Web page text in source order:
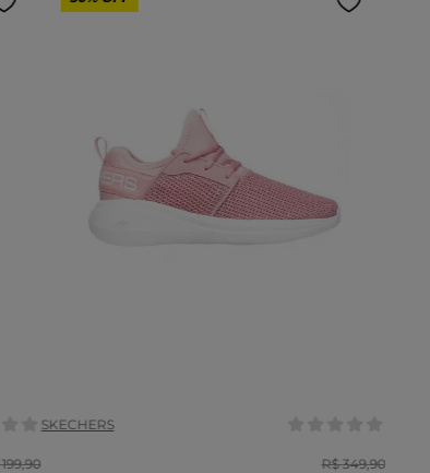
199,90
SKECHERS
R$ 349,90